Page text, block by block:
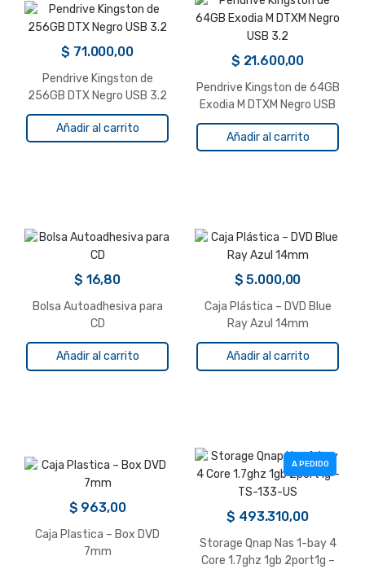
$ 71.000,00
Pendrive Kingston de
256GB DTX Negro USB 3.2
Añadir al carrito
$ 21.600,00
Pendrive Kingston de 64GB
Exodia M DTXM Negro USB
3.2
Añadir al carrito
$ 16,80
Bolsa Autoadhesiva para
CD
Añadir al carrito
$ 5.000,00
Caja Plástica – DVD Blue
Ray Azul 14mm
Añadir al carrito
$ 963,00
Caja Plastica – Box DVD
7mm
A PEDIDO
$ 493.310,00
Storage Qnap Nas 1-bay 4
Core 1.7ghz 1gb 2port1g –